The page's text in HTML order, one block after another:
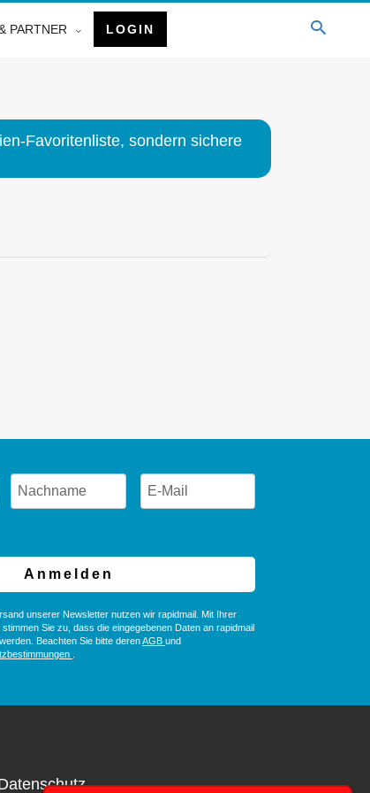
PARTNER LOGIN
Favoritenliste, sondern sichere
Anmelden
unserer Newsletter nutzen wir rapidmail. Mit Ihrer
stimmen Sie zu, dass die eingegebenen Daten an rapidmail
Beachten Sie bitte derenAGBund